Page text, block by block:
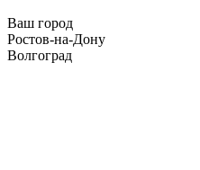
Ваш город
Ростов-на-Дону
Волгоград